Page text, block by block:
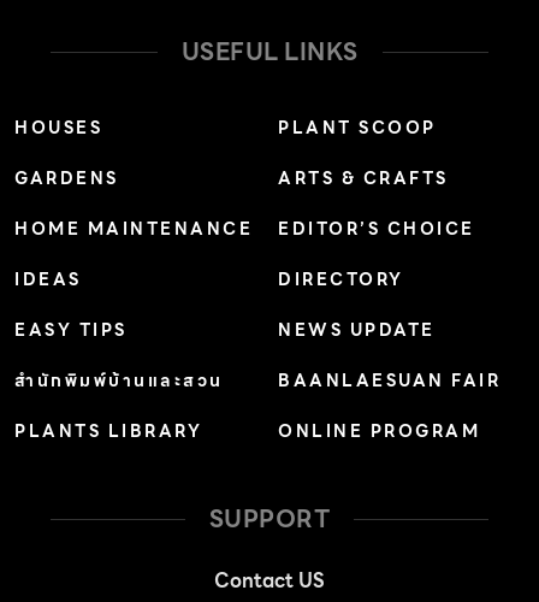
USEFUL LINKS
HOUSES
GARDENS
HOME MAINTENANCE
IDEAS
EASY TIPS
สำนักพิมพ์บ้านและสวน
PLANTS LIBRARY
PLANT SCOOP
ARTS & CRAFTS
EDITOR’S CHOICE
DIRECTORY
NEWS UPDATE
BAANLAESUAN FAIR
ONLINE PROGRAM
SUPPORT
Contact US